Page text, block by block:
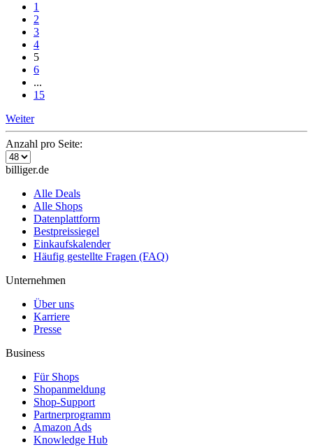
1
2
3
4
5
6
...
15
Weiter
Anzahl pro Seite:
billiger.de
Alle Deals
Alle Shops
Datenplattform
Bestpreissiegel
Einkaufskalender
Häufig gestellte Fragen (FAQ)
Unternehmen
Über uns
Karriere
Presse
Business
Für Shops
Shopanmeldung
Shop-Support
Partnerprogramm
Amazon Ads
Knowledge Hub